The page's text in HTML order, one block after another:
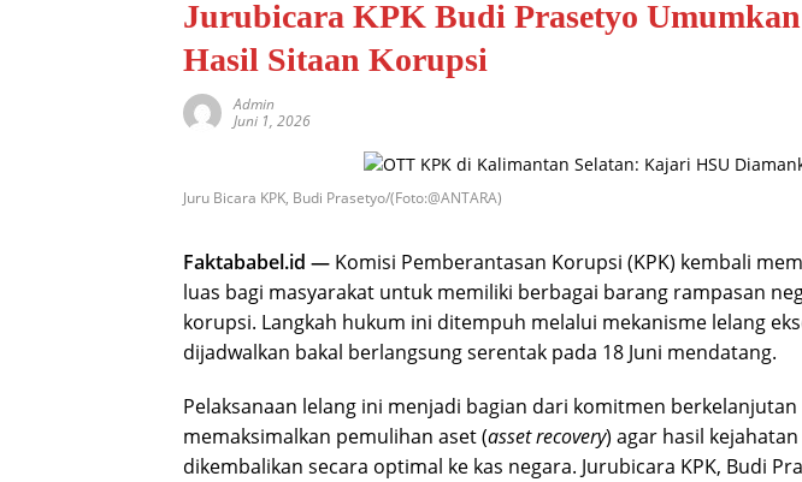
Jurubicara KPK Budi Prasetyo
Hasil Sitaan Korupsi
Admin
Juni 1, 2026
Juru Bicara KPK, Budi Prasetyo/(Foto:@ANTARA)
Faktababel.id — Komisi Pemberantasan Korupsi (KPK) kembali
luas bagi masyarakat untuk memiliki berbagai barang rampasan
korupsi. Langkah hukum ini ditempuh melalui mekanisme lelang
dijadwalkan bakal berlangsung serentak pada 18 Juni mendatang.
Pelaksanaan lelang ini menjadi bagian dari komitmen berkelanjutan
memaksimalkan pemulihan aset (asset recovery) agar hasil
dikembalikan secara optimal ke kas negara. Jurubicara KPK, Budi